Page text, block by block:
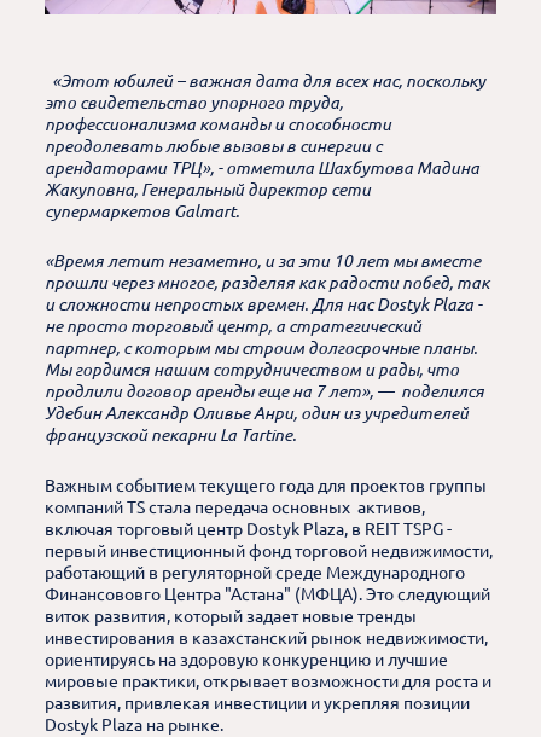
«Этот юбилей – важная дата для всех нас, поскольку
это свидетельство упорного труда,
профессионализма команды и способности
преодолевать любые вызовы в синергии с
арендаторами ТРЦ», - отметила Шахбутова Мадина
Жакуповна, Генеральный директор сети
супермаркетов Galmart.
«Время летит незаметно, и за эти 10 лет мы вместе
прошли через многое, разделяя как радости побед, так
и сложности непростых времен. Для нас Dostyk Plaza -
не просто торговый центр, а стратегический
партнер, с которым мы строим долгосрочные планы.
Мы гордимся нашим сотрудничеством и рады, что
продлили договор аренды еще на 7 лет», — поделился
Удебин Александр Оливье Анри, один из учредителей
французской пекарни La Tartine.
Важным событием текущего года для проектов группы
компаний TS стала передача основных активов,
включая торговый центр Dostyk Plaza, в REIT TSPG -
первый инвестиционный фонд торговой недвижимости,
работающий в регуляторной среде Международного
Финансововго Центра "Астана" (МФЦА). Это следующий
виток развития, который задает новые тренды
инвестирования в казахстанский рынок недвижимости,
ориентируясь на здоровую конкуренцию и лучшие
мировые практики, открывает возможности для роста и
развития, привлекая инвестиции и укрепляя позиции
Dostyk Plaza на рынке.